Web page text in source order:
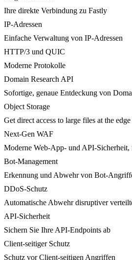
Ihre direkte Verbindung zu Fastly
IP-Adressen
Einfache Verwaltung von IP-Adressen
HTTP/3 und QUIC
Moderne Protokolle
Domain Research API
Sofortige, genaue Entdeckung von
Object Storage
Get direct access to large files at the
Next-Gen WAF
Moderne Web-App- und API-Sicherheit,
Bot-Management
Erkennung und Abwehr von Bot-
DDoS-Schutz
Automatische Abwehr disruptiver
API-Sicherheit
Sichern Sie Ihre API-Endpoints ab
Client-seitiger Schutz
Schutz vor Client-seitigen Angriffen